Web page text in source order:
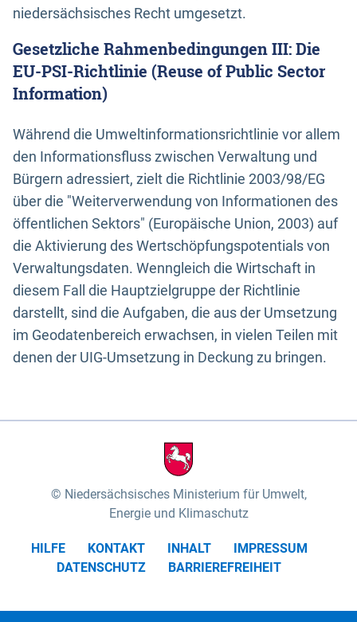
niedersächsisches Recht umgesetzt.
Gesetzliche Rahmenbedingungen III: Die
EU-PSI-Richtlinie (Reuse of Public Sector
Information)
Während die Umweltinformationsrichtlinie vor allem
den Informationsfluss zwischen Verwaltung und
Bürgern adressiert, zielt die Richtlinie 2003/98/EG
über die "Weiterverwendung von Informationen des
öffentlichen Sektors" (Europäische Union, 2003) auf
die Aktivierung des Wertschöpfungspotentials von
Verwaltungsdaten. Wenngleich die Wirtschaft in
diesem Fall die Hauptzielgruppe der Richtlinie
darstellt, sind die Aufgaben, die aus der Umsetzung
im Geodatenbereich erwachsen, in vielen Teilen mit
denen der UIG-Umsetzung in Deckung zu bringen.
Niedersächsisches Ministerium für Umwelt,
Energie und Klimaschutz
HILFE KONTAKT INHALT
IMPRESSUM
DATENSCHUTZ
BARRIEREFREIHEIT